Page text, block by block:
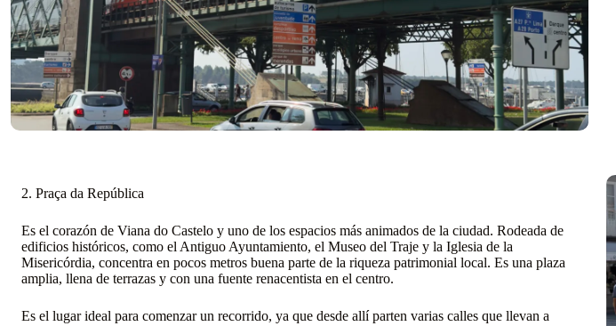
2. Praça da República
Es el corazón de Viana do Castelo y uno de los espacios más animados de la ciudad. Rodeada de
edificios históricos, como el Antiguo Ayuntamiento, el Museo del Traje y la Iglesia de la
Misericórdia, concentra en pocos metros buena parte de la riqueza patrimonial local. Es una plaza
amplia, llena de terrazas y con una fuente renacentista en el centro.
Es el lugar ideal para comenzar un recorrido, ya que desde allí parten varias calles que llevan a